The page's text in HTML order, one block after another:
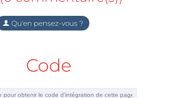
Qu'en pensez-vous ?
Code